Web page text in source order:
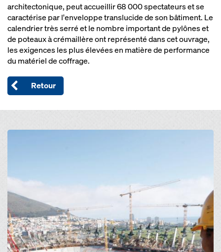
architectonique, peut accueillir 68 000 spectateurs et se
caractérise par l'enveloppe translucide de son bâtiment. Le
calendrier très serré et le nombre important de pylônes et
de poteaux à crémaillère ont représenté dans cet ouvrage,
les exigences les plus élevées en matière de performance
du matériel de coffrage.
Retour
Open